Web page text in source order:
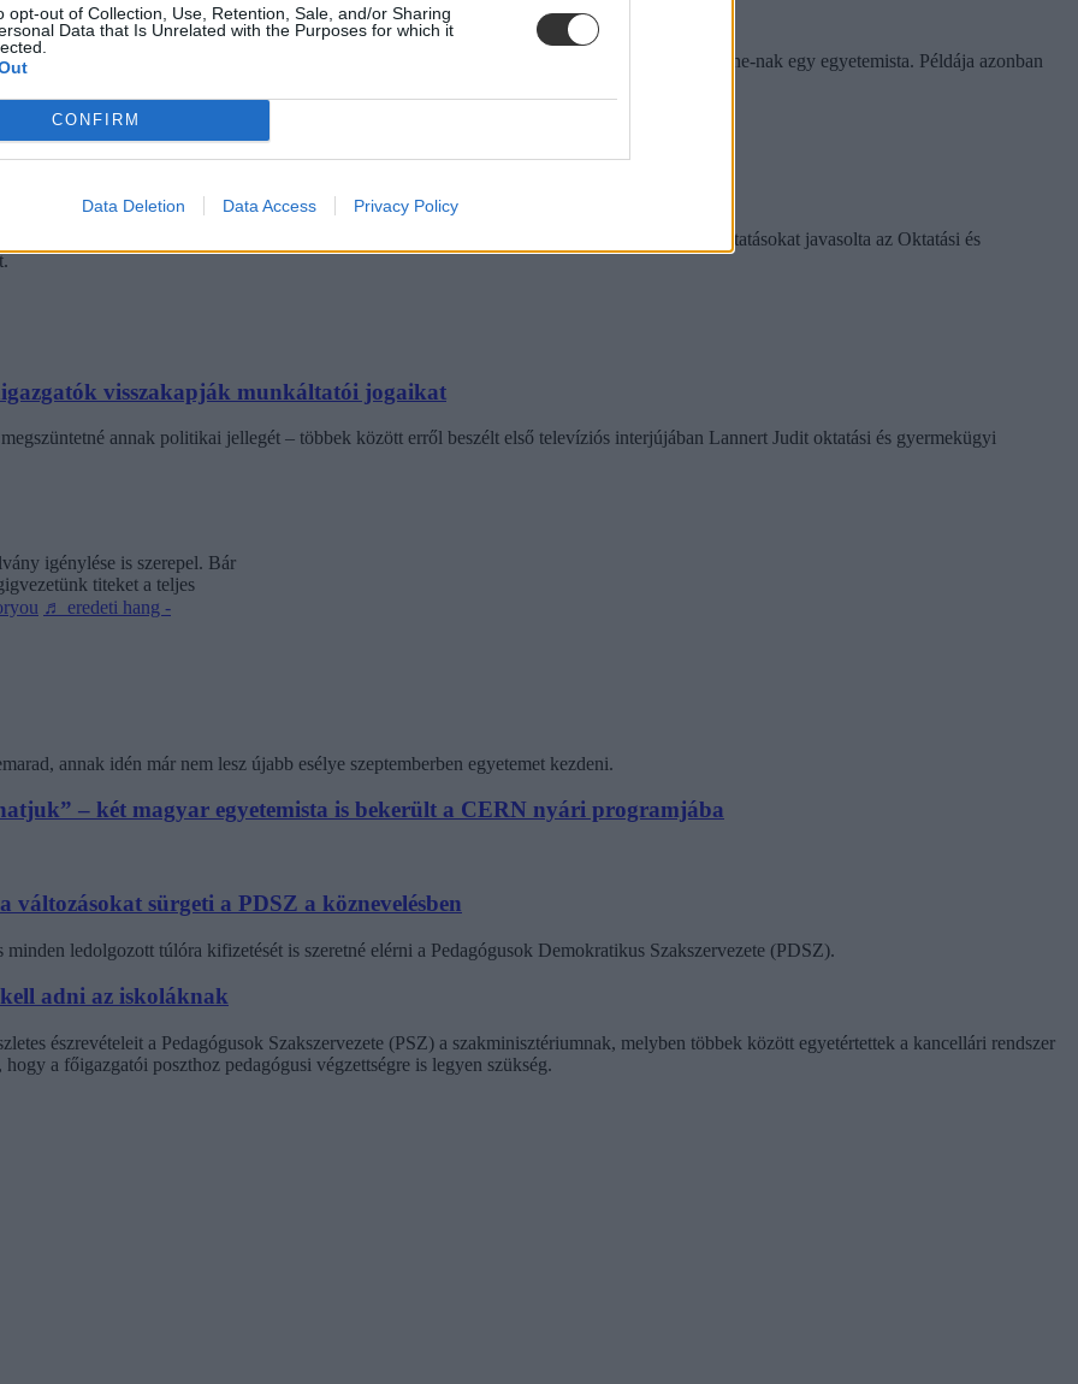
opt-out of Collection, Use, Retention, Sale, and/or Sharing
Data that Is Unrelated with the Purposes for which it
CONFIRM
Data Deletion Data Access Privacy Policy
– több mint százezer levelezős hallgatót érinthet a szabály
hallgató vagyok, egyből húzni kezdték a szájukat” – számolt be tapasztalatairól az Eduline-nak egy egyetemista. Példája azonban
dönthetnének az iskolaérettségről
az iskolaérettségről, és az oviKRÉTA is átalakulhat. Többek között ezeket a változtatásokat javasolta az Oktatási és
visszakapják munkáltatói jogaikat
annak politikai jellegét – többek között erről beszélt első televíziós interjújában Lannert Judit oktatási és gyermekügyi
igénylése is szerepel. Bár
titeket a teljes
♬ eredeti hang -
annak idén már nem lesz újabb esélye szeptemberben egyetemet kezdeni.
– két magyar egyetemista is bekerült a CERN nyári programjába
sürgeti a PDSZ a köznevelésben
ledolgozott túlóra kifizetését is szeretné elérni a Pedagógusok Demokratikus Szakszervezete (PDSZ).
kell adni az iskoláknak
észrevételeit a Pedagógusok Szakszervezete (PSZ) a szakminisztériumnak, melyben többek között egyetértettek a kancellári rendszer
a főigazgatói poszthoz pedagógusi végzettségre is legyen szükség.